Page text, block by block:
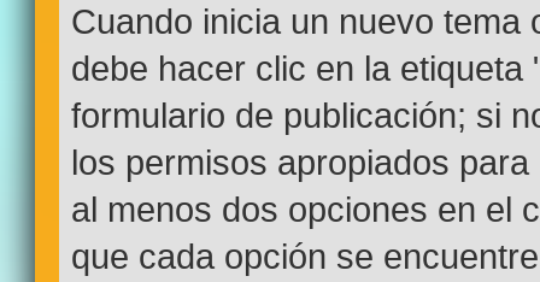
Cuando inicia un nuevo tema
debe hacer clic en la
formulario de publicación; si
los permisos apropiados
al menos dos opciones en el
que cada opción se